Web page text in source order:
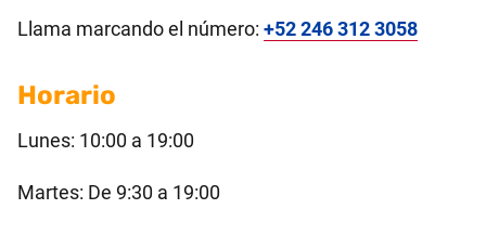
Llama marcando el número: +52 246 312 3058
Horario
Lunes: 10:00 a 19:00
Martes: De 9:30 a 19:00